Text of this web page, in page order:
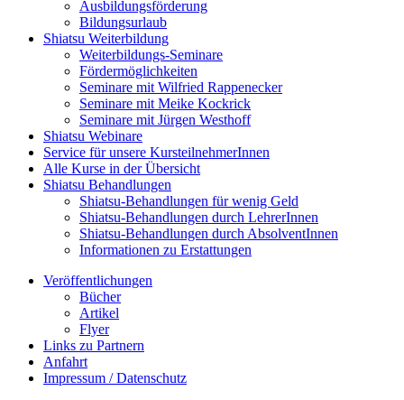
Ausbildungsförderung
Bildungsurlaub
Shiatsu Weiterbildung
Weiterbildungs-Seminare
Fördermöglichkeiten
Seminare mit Wilfried Rappenecker
Seminare mit Meike Kockrick
Seminare mit Jürgen Westhoff
Shiatsu Webinare
Service für unsere KursteilnehmerInnen
Alle Kurse in der Übersicht
Shiatsu Behandlungen
Shiatsu-Behandlungen für wenig Geld
Shiatsu-Behandlungen durch LehrerInnen
Shiatsu-Behandlungen durch AbsolventInnen
Informationen zu Erstattungen
Veröffentlichungen
Bücher
Artikel
Flyer
Links zu Partnern
Anfahrt
Impressum / Datenschutz